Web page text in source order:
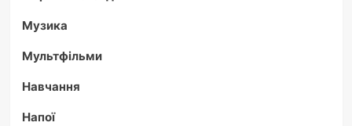
Музика
Мультфільми
Навчання
Напої